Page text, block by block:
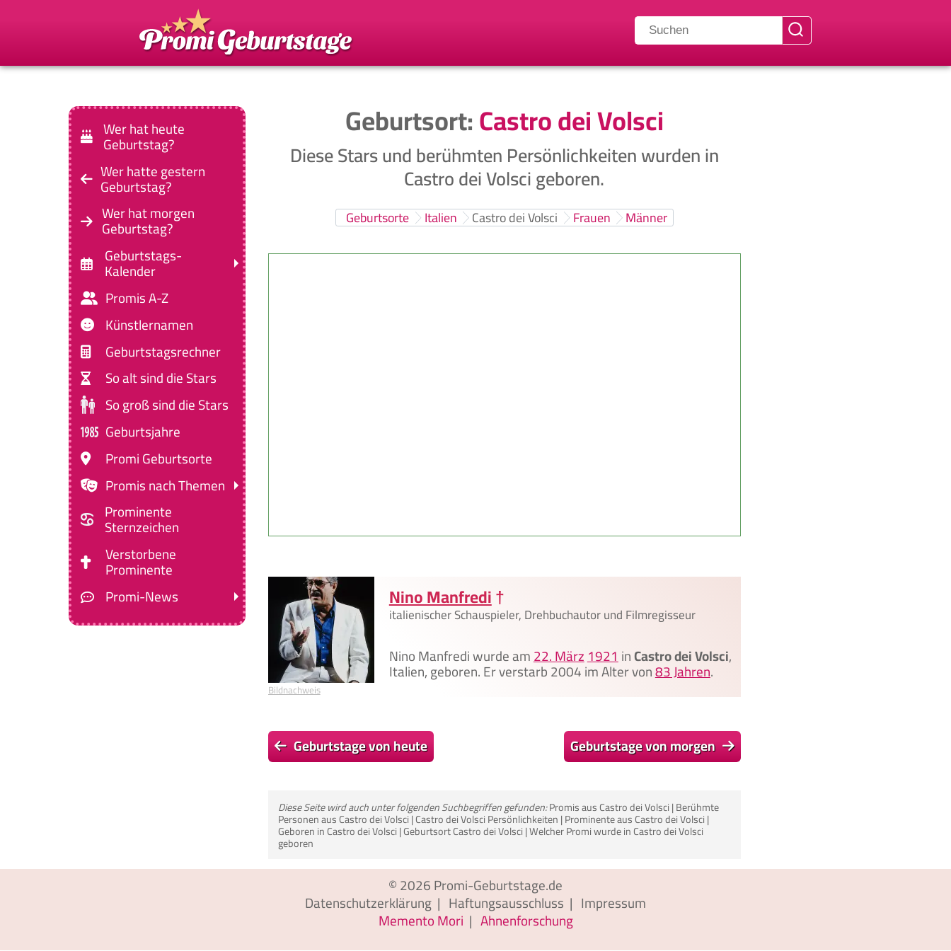
Wer hat heute
Geburtstag?
Wer hatte gestern
Geburtstag?
Wer hat morgen
Geburtstag?
Geburtstags-
Kalender
Promis A-Z
Künstlernamen
Geburtstagsrechner
So alt sind die Stars
So groß sind die Stars
Geburtsjahre
Promi Geburtsorte
Promis nach Themen
Prominente
Sternzeichen
Verstorbene
Prominente
Promi-News
Geburtsort:Castro dei Volsci
Diese Stars und berühmten Persönlichkeiten wurden in
Castro dei Volsci geboren.
Geburtsorte Italien Castro dei Volsci Frauen Männer
Bildnachweis
Nino Manfredi†
italienischer Schauspieler, Drehbuchautor und Filmregisseur
Nino Manfredi wurde am22. März1921inCastro dei Volsci,
Italien, geboren. Er verstarb 2004 im Alter von83 Jahren.
Geburtstage von heute Geburtstage von morgen
Diese Seite wird auch unter folgenden Suchbegriffen gefunden:Promis aus Castro dei Volsci | Berühmte
Personen aus Castro dei Volsci | Castro dei Volsci Persönlichkeiten | Prominente aus Castro dei Volsci |
Geboren in Castro dei Volsci | Geburtsort Castro dei Volsci | Welcher Promi wurde in Castro dei Volsci
geboren
© 2026Promi-Geburtstage.de
Datenschutzerklärung | Haftungsausschluss | Impressum
Memento Mori | Ahnenforschung